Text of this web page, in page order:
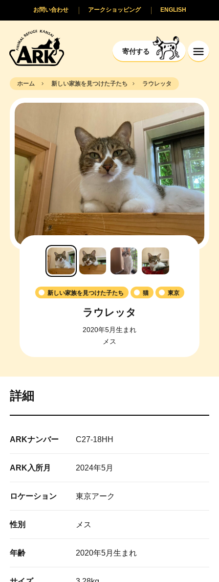
寄付する
ENGLISH
アークショッピング
お問い合わせ
ホーム 新しい家族を見つけた子たち ラウレッタ
新しい家族を見つけた子たち 猫 東京
ラウレッタ
2020年5月生まれ
メス
詳細
ARKナンバー C27-18HH
ARK入所月 2024年5月
ロケーション 東京アーク
性別 メス
年齢 2020年5月生まれ